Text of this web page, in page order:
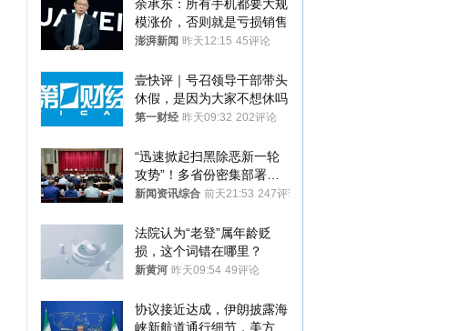
余承东：所有手机都要大规
模涨价，否则就是亏损销售
澎湃新闻 昨天12:15 45评论
壹快评｜号召领导干部带头
休假，是因为大家不想休吗
第一财经 昨天09:32 202评论
“迅速掀起扫黑除恶新一轮
攻势”！多省份密集部署，
公布举报方式
新闻资讯综合 前天21:53 247评论
法院认为“老登”属年龄贬
损，这个词错在哪里？
新黄河 昨天09:54 49评论
协议接近达成，伊朗披露海
峡新航道通行细节，美方再